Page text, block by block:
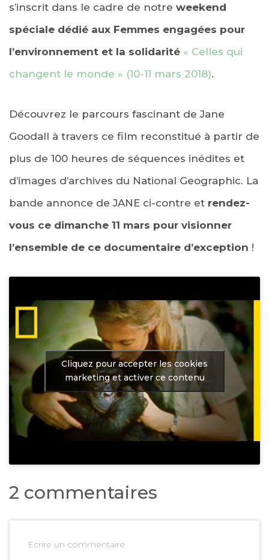
s’inscrit dans le cadre de notre weekend
spéciale dédié aux Femmes engagées pour
l’environnement et la solidarité « Celles qui
changent le monde » (10-11 mars 2018).
Découvrez le parcours fascinant de Jane
Goodall à travers ce film reconstitué à partir de
plus de 100 heures de séquences inédites et
d’images d’archives du National Geographic. La
bande annonce de JANE ci-contre et rendez-
vous ce dimanche 11 mars pour visionner
l’ensemble de ce documentaire d’exception !
Cliquez pour accepter les cookies
marketing et activer ce contenu
2 commentaires
Ecrire un commentaire